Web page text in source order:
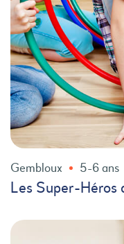
Gembloux 5-6 ans
Les Super-Héros